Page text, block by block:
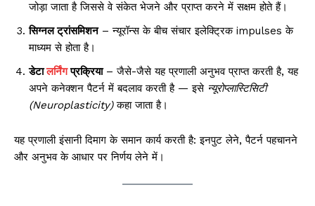
जोड़ा जाता है जिससे वे संकेत भेजने और प्राप्त करने में सक्षम होते हैं।
सिग्नल ट्रांसमिशन– न्यूरॉन्स के बीच संचार इलेक्ट्रिक impulses के
माध्यम से होता है।
डेटालर्निंगप्रक्रिया– जैसे-जैसे यह प्रणाली अनुभव प्राप्त करती है, यह
अपने कनेक्शन पैटर्न में बदलाव करती है — इसे न्यूरोप्लास्टिसिटी
(Neuroplasticity)कहा जाता है।
यह प्रणाली इंसानी दिमाग के समान कार्य करती है: इनपुट लेने, पैटर्न पहचानने
और अनुभव के आधार पर निर्णय लेने में।